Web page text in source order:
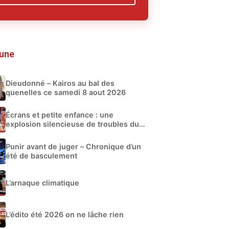
Dieudonné – Kairos au bal des
quenelles ce samedi 8 aout 2026
Écrans et petite enfance : une
explosion silencieuse de troubles du
Punir avant de juger – Chronique d’un
été de basculement
L’arnaque climatique
L’édito été 2026 on ne lâche rien